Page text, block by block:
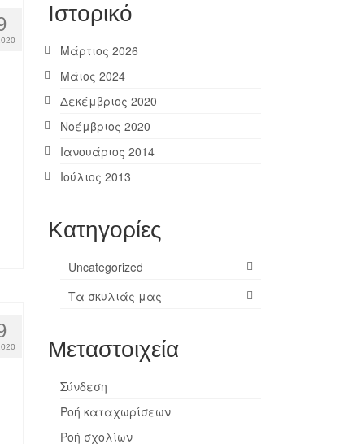
Ιστορικό
Μάρτιος 2026
Μάιος 2024
Δεκέμβριος 2020
Νοέμβριος 2020
Ιανουάριος 2014
Ιούλιος 2013
Kατηγορίες
Uncategorized
Τα σκυλιάς μας
Μεταστοιχεία
Σύνδεση
Ροή καταχωρίσεων
Ροή σχολίων